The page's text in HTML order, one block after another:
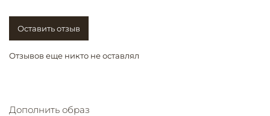
Отзывов еще никто не оставлял
Оставить отзыв
Дополнить образ